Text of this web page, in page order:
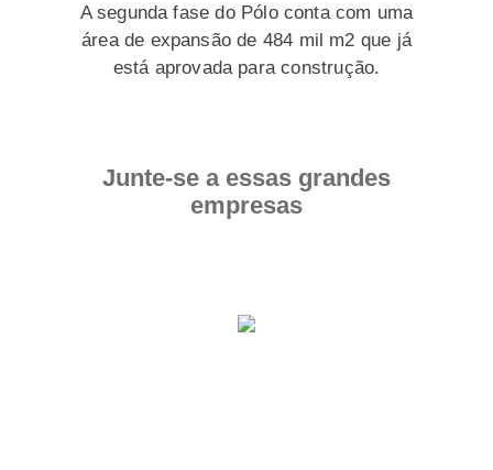
A segunda fase do Pólo conta com uma
área de expansão de 484 mil m2 que já
está aprovada para construção.
Junte-se a essas grandes
empresas